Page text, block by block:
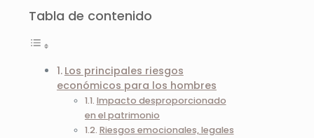
Tabla de contenido
Los principales riesgos
económicos para los hombres
Impacto desproporcionado
en el patrimonio
Riesgos emocionales, legales